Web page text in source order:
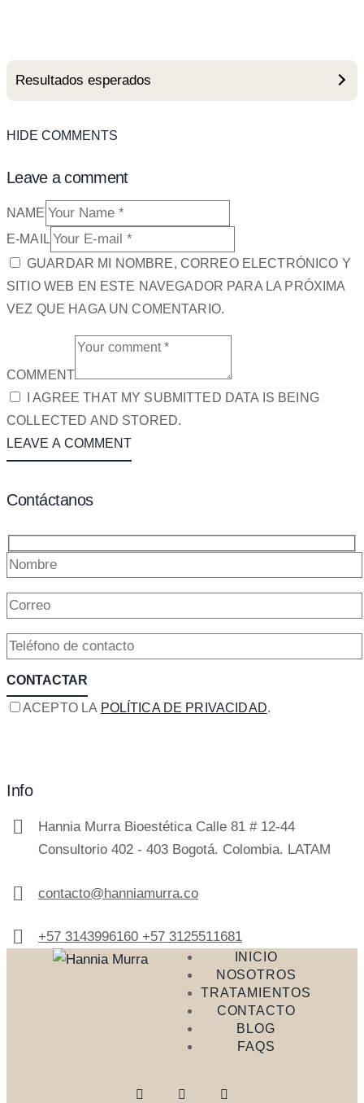
Resultados esperados
HIDE COMMENTS
Leave a comment
NAME
E-MAIL
GUARDAR MI NOMBRE, CORREO ELECTRÓNICO Y
SITIO WEB EN ESTE NAVEGADOR PARA LA PRÓXIMA
VEZ QUE HAGA UN COMENTARIO.
COMMENT
I AGREE THAT MY SUBMITTED DATA IS BEING
COLLECTED AND STORED.
Contáctanos
ACEPTO LA POLÍTICA DE PRIVACIDAD.
Info
Hannia Murra Bioestética Calle 81 # 12-44
Consultorio 402 - 403 Bogotá. Colombia. LATAM
contacto@hanniamurra.co
+57 3143996160 +57 3125511681
INICIO
NOSOTROS
TRATAMIENTOS
CONTACTO
BLOG
FAQS